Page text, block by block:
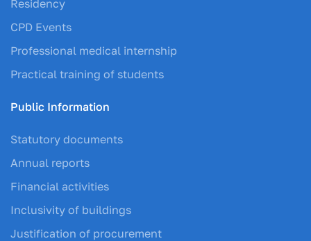
Residency
CPD Events
Professional medical internship
Practical training of students
Public Information
Statutory documents
Annual reports
Financial activities
Inclusivity of buildings
Justification of procurement